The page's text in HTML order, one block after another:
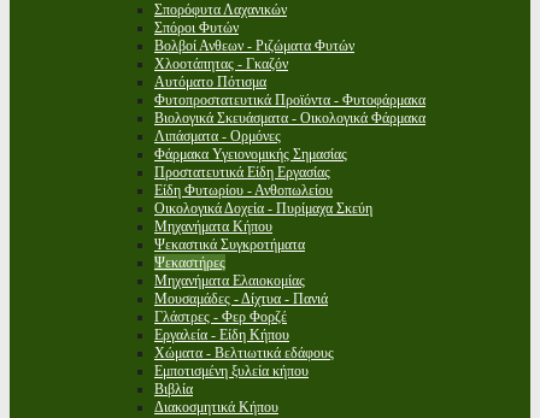
Σπορόφυτα Λαχανικών
Σπόροι Φυτών
Βολβοί Ανθεων - Ριζώματα Φυτών
Χλοοτάπητας - Γκαζόν
Αυτόματο Πότισμα
Φυτοπροστατευτικά Προϊόντα - Φυτοφάρμακα
Βιολογικά Σκευάσματα - Οικολογικά Φάρμακα
Λιπάσματα - Ορμόνες
Φάρμακα Υγειονομικής Σημασίας
Προστατευτικά Είδη Εργασίας
Είδη Φυτωρίου - Ανθοπωλείου
Οικολογικά Δοχεία - Πυρίμαχα Σκεύη
Μηχανήματα Κήπου
Ψεκαστικά Συγκροτήματα
Ψεκαστήρες
Μηχανήματα Ελαιοκομίας
Μουσαμάδες - Δίχτυα - Πανιά
Γλάστρες - Φερ Φορζέ
Εργαλεία - Είδη Κήπου
Χώματα - Βελτιωτικά εδάφους
Εμποτισμένη ξυλεία κήπου
Βιβλία
Διακοσμητικά Κήπου